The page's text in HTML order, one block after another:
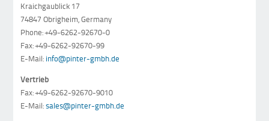
Kraichgaublick 17
74847 Obrigheim, Germany
Phone: +49-6262-92670-0
Fax: +49-6262-92670-99
E-Mail: info@pinter-gmbh.de
Vertrieb
Fax: +49-6262-92670-9010
E-Mail:sales@pinter-gmbh.de